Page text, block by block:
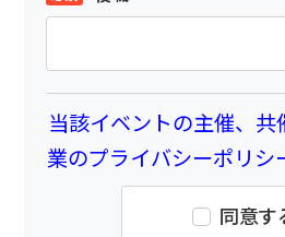
当該イベントの主催、
業のプライバシーポリシ
同意す